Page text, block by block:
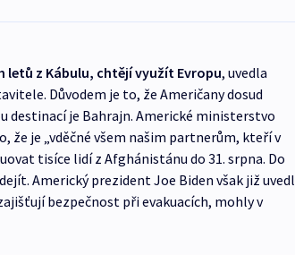
letů z Kábulu, chtějí využít Evropu, uvedla
Důvodem je to, že Američany dosud
destinací je Bahrajn. Americké ministerstvo
je „vděčné všem našim partnerům, kteří v
tisíce lidí z Afghánistánu do 31. srpna. Do
Americký prezident Joe Biden však již
bezpečnost při evakuacích, mohly v